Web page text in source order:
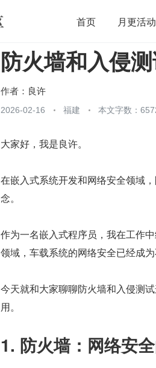
首页 月更活动
开源 架构 OpenHarmony
团队管理
防火墙和入侵
作者： 良许
2026-02-16 福建 本文字数：
大家好，我是良许。
在嵌入式系统开发和网络安全领域
念。
作为一名嵌入式程序员，我在工作
领域，车载系统的网络安全已经成为
今天就和大家聊聊防火墙和入侵测
用。
1. 防火墙：网络安